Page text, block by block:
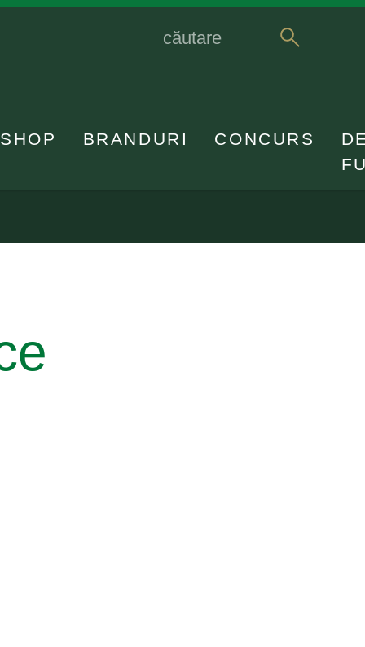
Search
SHOP BRANDURI CONCURS